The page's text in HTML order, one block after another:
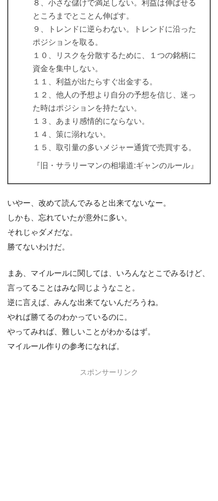
８、小さな儲けで満足しない。利益は伸ばせる
ところまでとことん伸ばす。
９、トレンドに逆らわない。トレンドに沿った
ポジションを取る。
１０、リスクを分散するために、１つの銘柄に
資金を集中しない。
１１、利益が出たらすぐ出金する。
１２、他人の予想より自分の予想を信じ、迷っ
た時はポジションを持たない。
１３、あまり感情的にならない。
１４、策に溺れない。
１５、取引量の多いメジャー通貨で売買する。
『旧・サラリーマンの相場道:ギャンのルール』
いやー、改めて読んでみると出来てないなー。
しかも、忘れていたが意外に多い。
それじゃダメだな。
勝てないわけだ。
まあ、マイルールに関しては、いろんなとこでみるけど、
言ってることはみな同じようなこと。
逆に言えば、みんな出来てないんだろうね。
やれば勝てるのわかっているのに。
やってみれば、難しいことがわかるはず。
マイルール作りの参考になれば。
スポンサーリンク